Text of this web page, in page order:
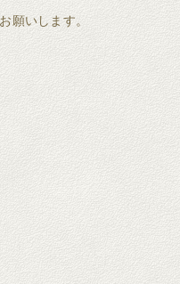
願いします。